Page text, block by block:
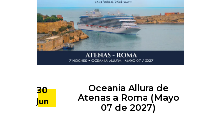
30
Jun
Oceania Allura de
Atenas a Roma (Mayo
07 de 2027)